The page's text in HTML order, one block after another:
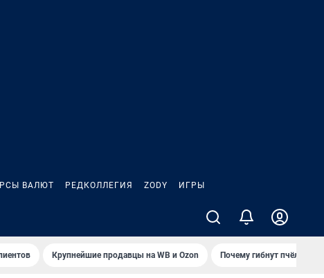
ВАЛЮТ РЕДКОЛЛЕГИЯ ZODY ИГРЫ
Крупнейшие продавцы на WB и Ozon Почему гибнут пчёлы?